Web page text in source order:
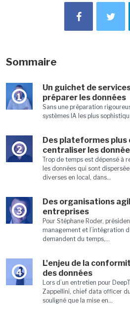
Sommaire
1
Un guichet de
préparer les données
Sans une préparation
systèmes IA les plus
2
Des plateformes plus
centraliser les
Trop de temps est dépensé à
les données qui sont
diverses en local, dans...
3
Des organisations
entreprises
Pour Stéphane Roder,
management et l’intégration
demandent du temps,...
4
L'enjeu de la
des données
Lors d’un entretien pour
Zappellini, chief data officer
souligné que la mise en...